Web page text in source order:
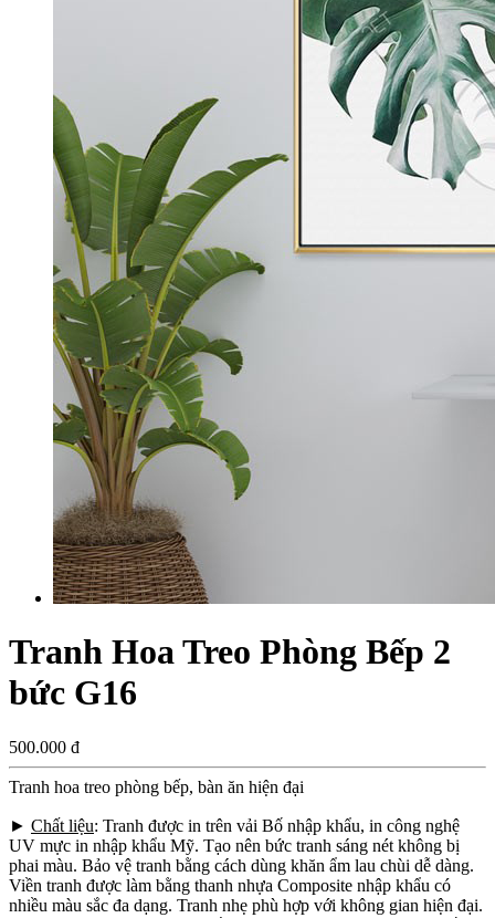
Tranh Hoa Treo Phòng Bếp 2
bức G16
500.000 đ
Tranh hoa treo phòng bếp, bàn ăn hiện đại
► Chất liệu: Tranh được in trên vải Bố nhập khẩu, in công nghệ
UV mực in nhập khẩu Mỹ. Tạo nên bức tranh sáng nét không bị
phai màu. Bảo vệ tranh bằng cách dùng khăn ẩm lau chùi dễ dàng.
Viền tranh được làm bằng thanh nhựa Composite nhập khẩu có
nhiều màu sắc đa dạng. Tranh nhẹ phù hợp với không gian hiện đại.